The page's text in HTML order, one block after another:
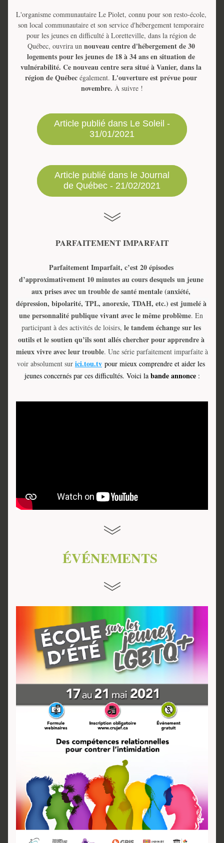
L'organisme communautaire Le Piolet, connu pour son resto-école,
son local communautaire et son service d'hébergement temporaire
pour les jeunes en difficulté à Loretteville, dans la région de
Québec, ouvrira un nouveau centre d'hébergement de 30
logements pour les jeunes de 18 à 34 ans en situation de
vulnérabilité. Ce nouveau centre sera situé à Vanier, dans la
région de Québec également. L'ouverture est prévue pour
novembre. À suivre !
Article publié dans Le Soleil -
31/01/2021
Article publié dans le Journal
de Québec - 21/02/2021
PARFAITEMENT IMPARFAIT
Parfaitement Imparfait, c’est 20 épisodes
d’approximativement 10 minutes au cours desquels un jeune
aux prises avec un trouble de santé mentale (anxiété,
dépression, bipolarité, TPL, anorexie, TDAH, etc.) est jumelé à
une personnalité publique vivant avec le même problème. En
participant à des activités de loisirs, le tandem échange sur les
outils et le soutien qu’ils sont allés chercher pour apprendre à
mieux vivre avec leur trouble. Une série parfaitement imparfaite à
voir absolument sur ici.tou.tv pour mieux comprendre et aider les
jeunes concernés par ces difficultés. Voici la bande annonce :
ÉVÉNEMENTS